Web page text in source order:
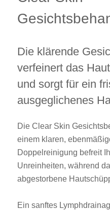
Die klärende
verfeinert das
und sorgt für ein
ausgeglichenes
Die Clear Skin
einem klaren,
Doppelreinigung befreit
Unreinheiten, während
abgestorbene
Ein sanftes